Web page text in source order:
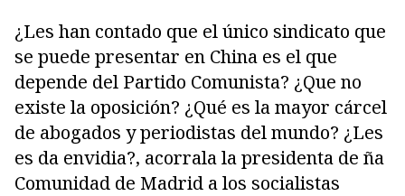
¿Les han contado que el único sindicato que
se puede presentar en China es el que
depende del Partido Comunista? ¿Que no
existe la oposición? ¿Qué es la mayor cárcel
de abogados y periodistas del mundo? ¿Les
es da envidia?, acorrala la presidenta de ña
Comunidad de Madrid a los socialistas